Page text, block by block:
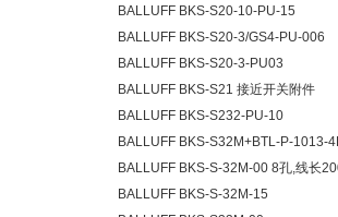
BALLUFF BKS-S20-10-PU-15
BALLUFF BKS-S20-3/GS4-PU-006
BALLUFF BKS-S20-3-PU03
BALLUFF BKS-S21 接近开关附件
BALLUFF BKS-S232-PU-10
BALLUFF BKS-S32M+BTL-P-1013-
BALLUFF BKS-S-32M-00 8孔,线长
BALLUFF BKS-S-32M-15